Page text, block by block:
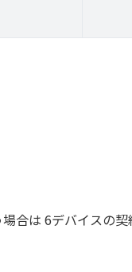
合は 6デバイスの契